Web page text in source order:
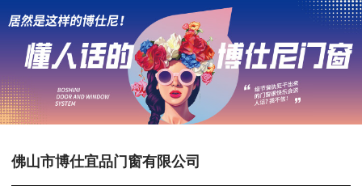
佛山市博仕宜品门窗有限公司